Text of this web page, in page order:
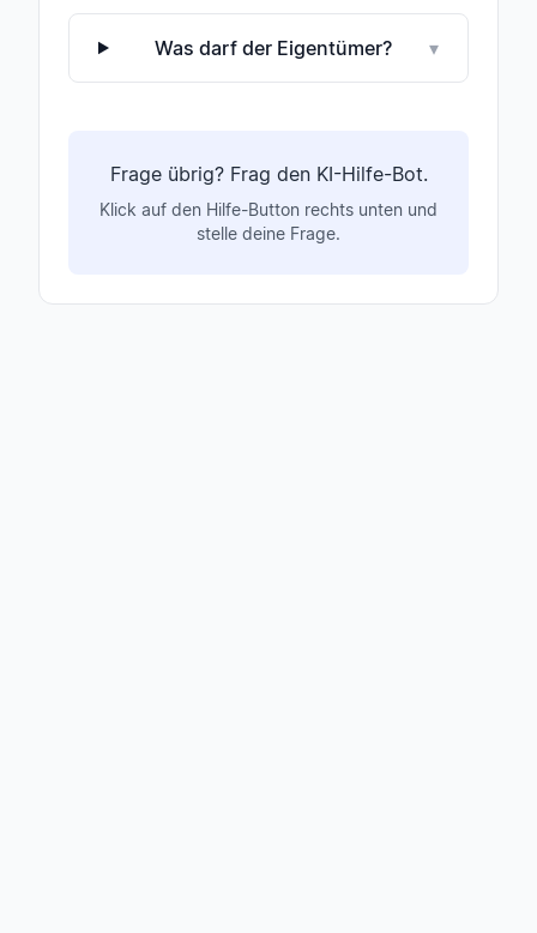
Was darf der Eigentümer? ▾
Frage übrig? Frag den KI-Hilfe-Bot.
Klick auf den Hilfe-Button rechts unten und
stelle deine Frage.